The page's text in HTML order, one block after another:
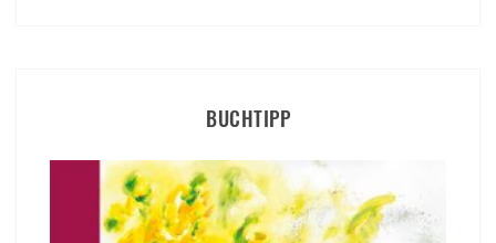
BUCHTIPP